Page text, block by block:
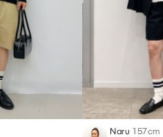
Naru 157cm